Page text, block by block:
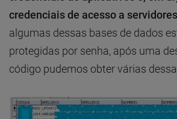
credenciais de acesso a servidores
algumas dessas bases de dados
protegidas por senha, após uma
código pudemos obter várias